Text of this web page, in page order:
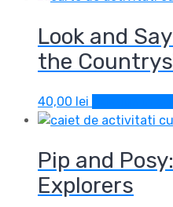
Look and
the
40,00 lei
Pip and
Explorers